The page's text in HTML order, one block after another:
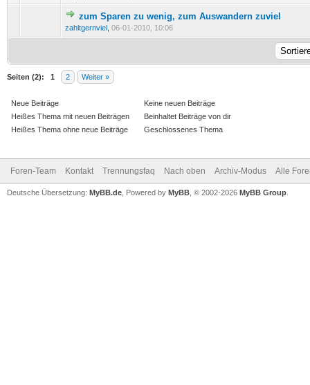
zum Sparen zu wenig, zum Auswandern zuviel
zahltgernviel 06-01-2010, 10:06
0 Bewertung(en) - 0 von 5 durchschnittlich
12345
Seiten (2): 1 2 Weiter »
Neue Beiträge
Heißes Thema mit neuen Beiträgen
Heißes Thema ohne neue Beiträge
Keine neuen Beiträge
Beinhaltet Beiträge von dir
Geschlossenes Thema
Foren-Team Kontakt Trennungsfaq Nach oben Archiv-Modus Alle
Deutsche Übersetzung: MyBB.de , Powered by MyBB , © 2002-2026 MyBB Group